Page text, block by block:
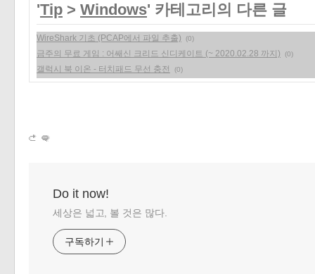
'Tip > Windows' 카테고리의 다른 글
WireShark 기초 (PCAP에서 파일 추출) (0)
금주의 무료 게임 : 어쌔신 크리드 신디케이트 (~ 2020.02.28 까지) (0)
갤럭시 북 이온 - 터치패드 무선 충전 (0)
Do it now!
세상은 넓고, 볼 것은 많다.
구독하기